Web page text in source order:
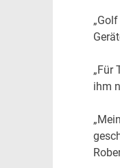
„Für
ihm